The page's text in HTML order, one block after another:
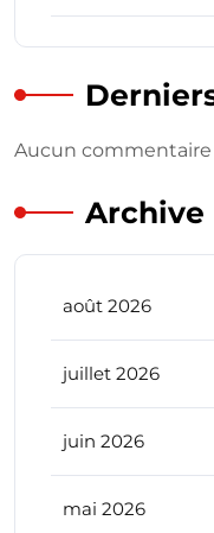
Aucun commentaire
Archive
août 2026
juillet 2026
juin 2026
mai 2026